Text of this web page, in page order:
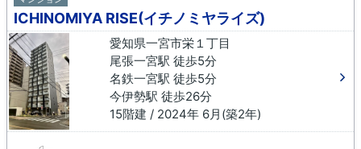
ICHINOMIYA RISE(イチノミヤライズ)
愛知県一宮市栄１丁目
尾張一宮駅 徒歩5分
名鉄一宮駅 徒歩5分
今伊勢駅 徒歩26分
15階建 / 2024年 6月(築2年)